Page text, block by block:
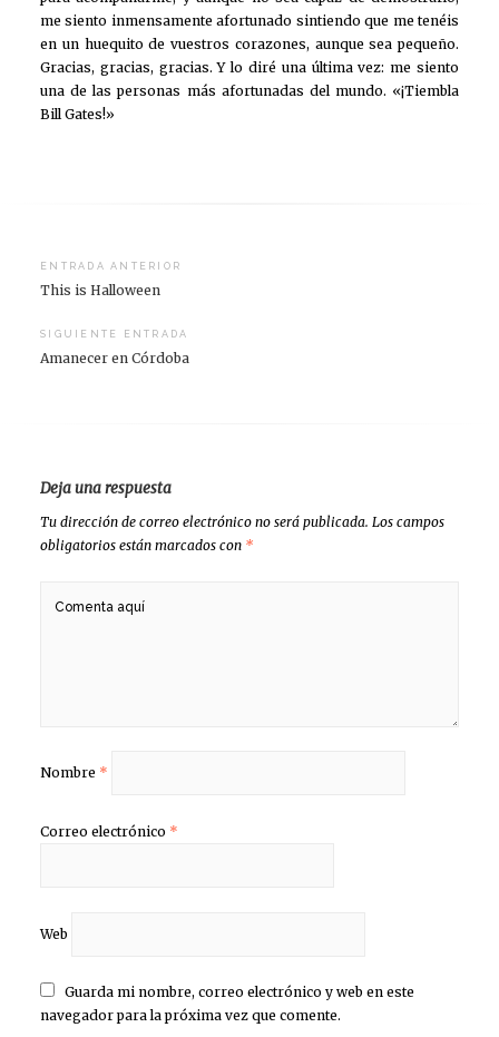
me siento inmensamente afortunado sintiendo que me tenéis
en un huequito de vuestros corazones, aunque sea pequeño.
Gracias, gracias, gracias. Y lo diré una última vez: me siento
una de las personas más afortunadas del mundo. «¡Tiembla
Bill Gates!»
Navegación
de
entradas
ENTRADA ANTERIOR
This is Halloween
SIGUIENTE ENTRADA
Amanecer en Córdoba
Deja una respuesta
Tu dirección de correo electrónico no será publicada. Los campos
obligatorios están marcados con *
Nombre *
Correo electrónico *
Web
Guarda mi nombre, correo electrónico y web en este
navegador para la próxima vez que comente.